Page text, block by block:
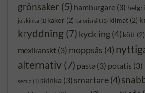
grönsaker (5) hamburgare (3)
julskinka (1) kakor (2) kalorisnålt (1) klimat (2)
kryddning(7) kyckling(4) kött (2)
mexikanskt (3) moppsås (4)
alternativ(7) pasta (3) potatis (3)
semla (1) skinka (3) smartare(4)